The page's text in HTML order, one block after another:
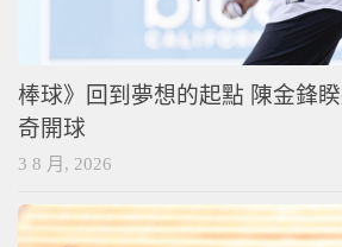
棒球》回到夢想的起點 陳金鋒
奇開球
3 8 月, 2026